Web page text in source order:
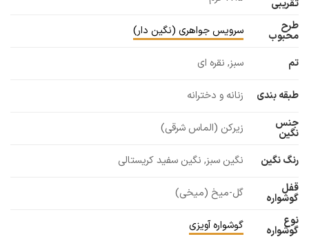
تقریبی
طرح
محبوب سرویس جواهری (نگین دار)
تم سبز, نقره ای
طبقه بندی
زنانه و دخترانه
جنس
نگین زیرکن (الماس شرقی)
رنگ نگین
نگین سبز, نگین سفید کریستالی
قفل
گوشواره
گل-میخ (میخی)
نوع
گوشواره
گوشواره آویزی